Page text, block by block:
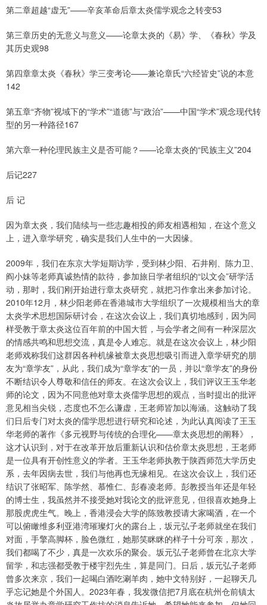
第二章超越“虚无”——辛亥革命后章太炎儒学观念之转变53
第三章历史的无意义与意义——论章太炎的《易》学、《春秋》学及
其历史观98
第四章章太炎《春秋》学三变考论——兼论章氏“六经皆史”说的本意
142
第五章“齐物”视域下的“学术”“道德”与“政治”——中国“学术”观念现代转
型的另一种路径167
第六章一种伦理民族主义是否可能？——论章太炎的“民族主义”204
后记227
后 记
因为章太炎，我们陆续与一些志趣相投的师友相遇相知，在这个意义
上，进入章学研究，确实是我们人生中的一大因缘。
2009年，我们在东京大学短期访学，受到林少阳、石井刚、陈力卫、
阎小妹等老师真诚热情的款待，参加旅日学者组织的“以文会”研学活
动，那时，我们刚开始进行章太炎研究，就把习作拿出来参加讨论。
2010年12月，林少阳老师在香港城市大学组织了一次规模相当大的章
太炎学术思想国际研讨会，在这次会议上，我们真切地感到，因为同
样受教于章太炎这位百年前的中国大哲，与会学者之间有一种深层次
的情感共鸣和思想交流，真是令人难忘。就是在这次会议上，林少阳
老师戏称我们这群因各种机缘被章太炎思想吸引而进入章学研究的朋
友为“章学友”，从此，我们成为“章学友”的一员，并以“章学友”的身份
不断结识令人尊敬和信任的师友。在这次会议上，我们评议王玉华老
师的论文，因为不同意他对章太炎儒学思想的观点，当时提出的批评
意见相当尖锐，态度也不怎么谦虚，王老师皆加以海涵。这触动了我
们日后专门对太炎的儒学思想进行研究和论述，为此认真阅读了王玉
华老师的著作《多元视野与传统的合理化——章太炎思想的阐释》，
这才认识到，对于在改革开放后重新认识和估价章太炎思想，王老师
是一位具有开创性意义的学者。王玉华老师执教于陕西师范大学历史
系，去年因病去世，我们与他再也无缘相见。在这次会议上，我们还
结识了张昭军、陈学然、慕惟仁、彭春凌老师。彭教授当年还是年轻
的博士生，我虽然并不接受她对我论文的批评意见，但很喜欢她身上
那股虎虎生气。晚上，香港浸会大学的陈致教授请大家喝酒，在一个
可以俯瞰维多利亚港湾璀璨灯火的露台上，坂元弘子老师就坐在我们
对面，手擎高脚杯，脸色微红，她那笑眯眯的样子十分可亲，那次，
我们都喝了不少，真是一次欢乐的聚会。坂元弘子老师曾在北京大学
留学，和志强都受教于楼宇烈先生，算是同门。日后，坂元弘子老师
曾多次来京，我们一起喝白酒吃涮羊肉，她中文特别好，一起聊天几
乎忘记她是个外国人。2023年春，我发微信把7月底在杭州仓前镇太